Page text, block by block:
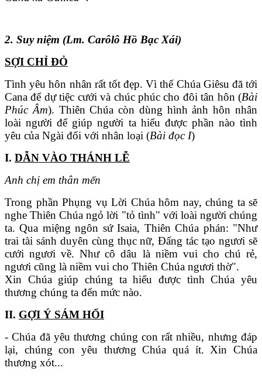
2. Suy niệm (Lm. Carôlô Hồ Bạc Xái)
SỢI CHỈ ĐỎ
Tình yêu hôn nhân rất tốt đẹp. Vì thế Chúa Giêsu đã tới
Cana để dự tiệc cưới và chúc phúc cho đôi tân hôn (Bài
Phúc Âm). Thiên Chúa còn dùng hình ảnh hôn nhân
loài người để giúp người ta hiểu được phần nào tình
yêu của Ngài đối với nhân loại (Bài đọc I)
I. DẪN VÀO THÁNH LỄ
Anh chị em thân mến
Trong phần Phụng vụ Lời Chúa hôm nay, chúng ta sẽ
nghe Thiên Chúa ngỏ lời "tỏ tình" với loài người chúng
ta. Qua miệng ngôn sứ Isaia, Thiên Chúa phán: "Như
trai tài sánh duyên cùng thục nữ, Đấng tác tạo ngươi sẽ
cưới ngươi về. Như cô dâu là niềm vui cho chú rẻ,
ngươi cũng là niềm vui cho Thiên Chúa ngươi thờ".
Xin Chúa giúp chúng ta hiểu được tình Chúa yêu
thương chúng ta đến mức nào.
II. GỢI Ý SÁM HỐI
- Chúa đã yêu thương chúng con rất nhiều, nhưng đáp
lại, chúng con yêu thương Chúa quá ít. Xin Chúa
thương xót...